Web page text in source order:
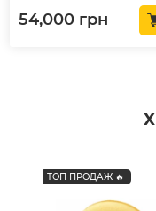
54,000 грн
ТОП ПРОДАЖ 🔥